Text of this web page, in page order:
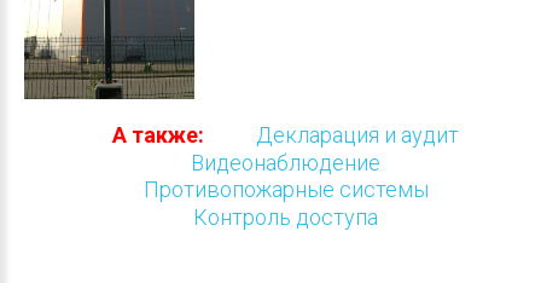
А также:
Декларация и аудит
Видеонаблюдение
Противопожарные системы
Контроль доступа